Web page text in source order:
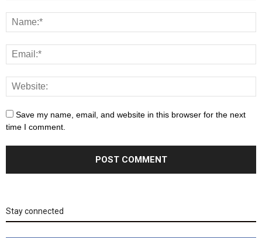
Save my name, email, and website in this browser for the next
time I comment.
Stay connected